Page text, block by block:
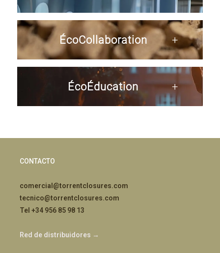
ÉcoCollaboration
ÉcoÉducation
CONTACTO
comercial@torrentclosures.com
tecnico@torrentclosures.com
Tel +34 956 85 98 13
Red de distribuidores →